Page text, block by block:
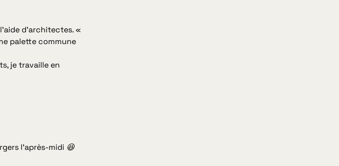
d’architectes.«
palette commune
je travaille en
l’après-midi 😆